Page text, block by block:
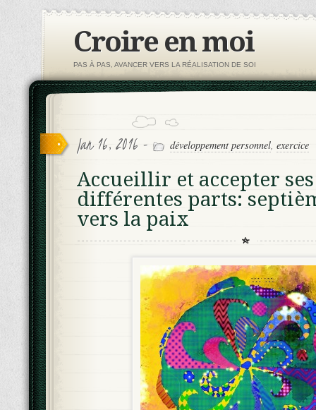
Croire en moi
PAS À PAS, AVANCER VERS LA RÉALISATION DE SOI
Jan 16, 2016 - développement personnel, exercice
Accueillir et accepter ses
différentes parts:
vers la paix